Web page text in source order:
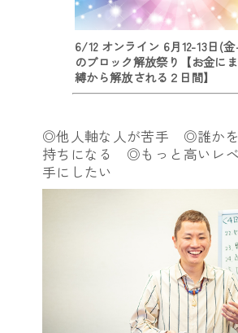
6/12 オンライン 6月12-13日(
のブロック解放祭り【お金に
縛から解放される２日間】
◎他人軸な人が苦手 ◎誰かを
持ちになる ◎もっと高いレベ
手にしたい